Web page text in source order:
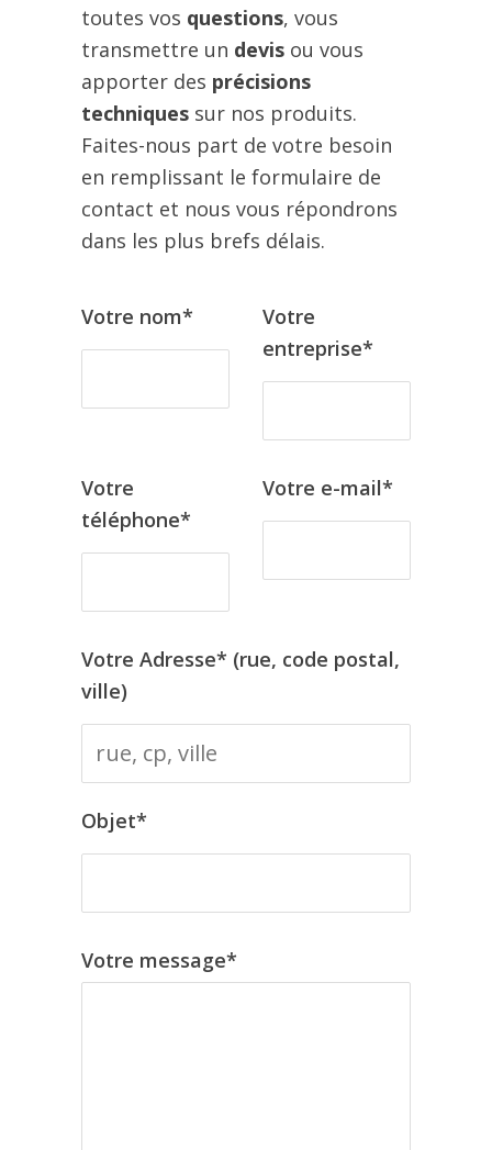
toutes vos questions, vous
transmettre un devis ou vous
apporter des précisions
techniques sur nos produits.
Faites-nous part de votre besoin
en remplissant le formulaire de
contact et nous vous répondrons
dans les plus brefs délais.
Votre nom*
Votre
entreprise*
Votre
téléphone*
Votre e-mail*
Votre Adresse* (rue, code postal,
ville)
Objet*
Votre message*